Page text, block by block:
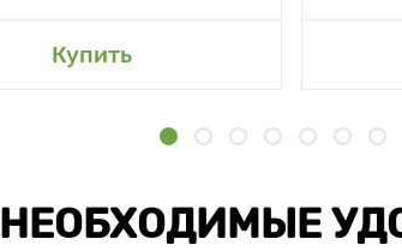
Купить
НЕОБХОДИМЫЕ